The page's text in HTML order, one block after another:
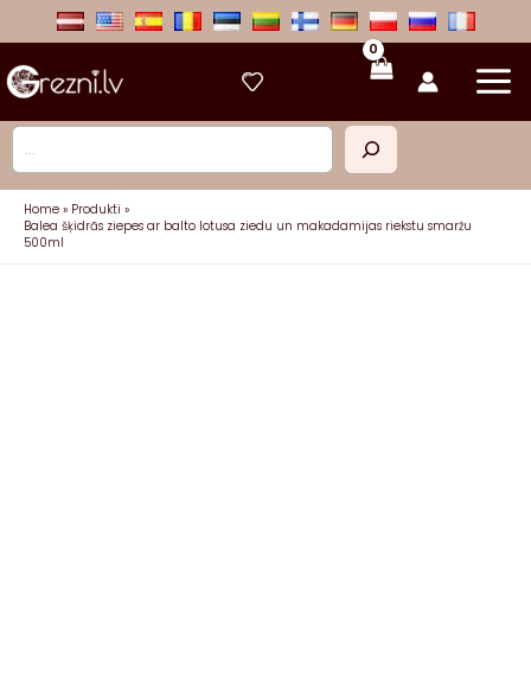
Meklēt
Home
Produkti
Balea šķidrās ziepes ar balto lotusa ziedu un makadamijas riekstu smaržu
500ml